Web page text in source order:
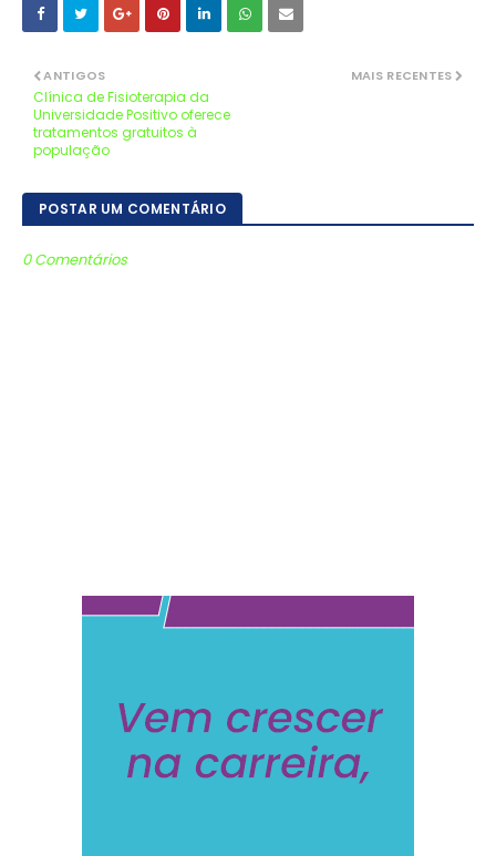
MAIS RECENTES
ANTIGOS
Clínica de Fisioterapia da
Universidade Positivo oferece
tratamentos gratuitos à
população
POSTAR UM COMENTÁRIO
0 Comentários